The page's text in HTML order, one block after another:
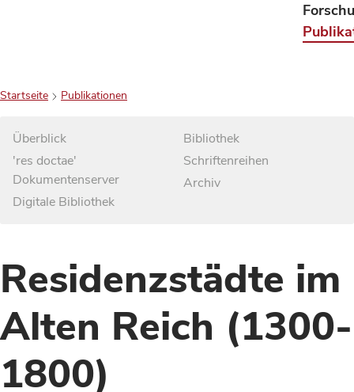
Startseite Publikationen
Überblick
'res doctae'
Dokumentenserver
Digitale Bibliothek
Bibliothek
Schriftenreihen
Archiv
Residenzstädte im
Alten Reich (1300-
1800)